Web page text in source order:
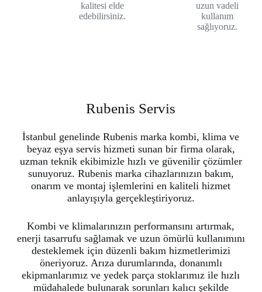
kalitesi elde
edebilirsiniz.
uzun vadeli
kullanım
sağlıyoruz.
Rubenis Servis
İstanbul genelinde Rubenis marka kombi, klima ve
beyaz eşya servis hizmeti sunan bir firma olarak,
uzman teknik ekibimizle hızlı ve güvenilir çözümler
sunuyoruz. Rubenis marka cihazlarınızın bakım,
onarım ve montaj işlemlerini en kaliteli hizmet
anlayışıyla gerçekleştiriyoruz.
Kombi ve klimalarınızın performansını artırmak,
enerji tasarrufu sağlamak ve uzun ömürlü kullanımını
desteklemek için düzenli bakım hizmetlerimizi
öneriyoruz. Arıza durumlarında, donanımlı
ekipmanlarımız ve yedek parça stoklarımız ile hızlı
müdahalede bulunarak sorunları kalıcı şekilde